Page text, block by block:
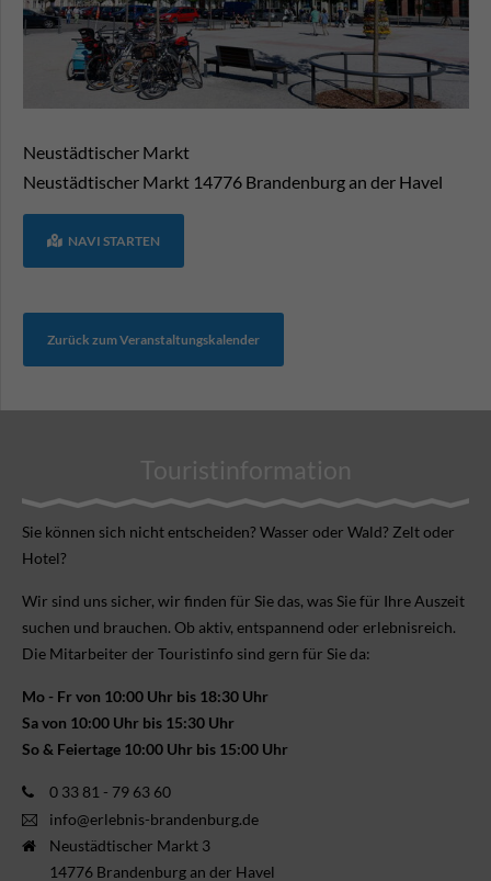
Neustädtischer Markt
Neustädtischer Markt 14776 Brandenburg an der Havel
NAVI STARTEN
Zurück zum Veranstaltungskalender
Touristinformation
Sie können sich nicht ent­scheiden? Wasser oder Wald? Zelt oder
Hotel?
Wir sind uns sicher, wir finden für Sie das, was Sie für Ihre Aus­zeit
suchen und brauchen. Ob aktiv, ent­spannend oder erlebnis­reich.
Die Mitarbeiter der Touristinfo sind gern für Sie da:
Mo - Fr von 10:00 Uhr bis 18:30 Uhr
Sa von 10:00 Uhr bis 15:30 Uhr
So & Feiertage 10:00 Uhr bis 15:00 Uhr
0 33 81 - 79 63 60
info@erlebnis-brandenburg.de
Neustädtischer Markt 3
14776 Brandenburg an der Havel